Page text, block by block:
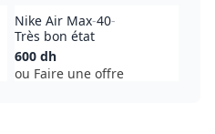
Nike Air Max-40-
Très bon état
600 dh
ou Faire une offre